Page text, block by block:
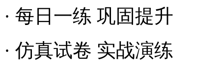
· 每日一练 巩固提升
· 仿真试卷 实战演练